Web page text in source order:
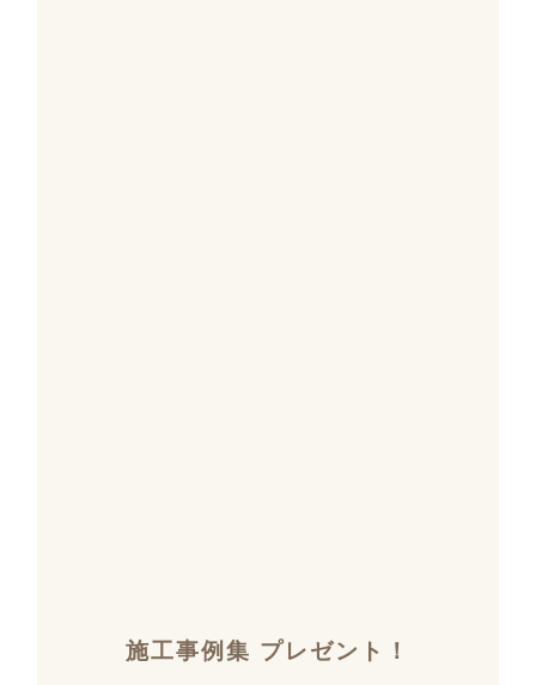
施工事例集 プレゼント！